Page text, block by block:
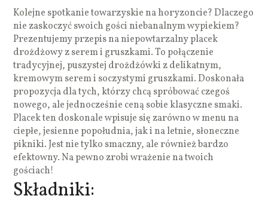
Kolejne spotkanie towarzyskie na horyzoncie? Dlaczego
nie zaskoczyć swoich gości niebanalnym wypiekiem?
Prezentujemy przepis na niepowtarzalny placek
drożdżowy z serem i gruszkami. To połączenie
tradycyjnej, puszystej drożdżówki z delikatnym,
kremowym serem i soczystymi gruszkami. Doskonała
propozycja dla tych, którzy chcą spróbować czegoś
nowego, ale jednocześnie ceną sobie klasyczne smaki.
Placek ten doskonale wpisuje się zarówno w menu na
ciepłe, jesienne popołudnia, jak i na letnie, słoneczne
pikniki. Jest nie tylko smaczny, ale również bardzo
efektowny. Na pewno zrobi wrażenie na twoich
gościach!
Składniki: